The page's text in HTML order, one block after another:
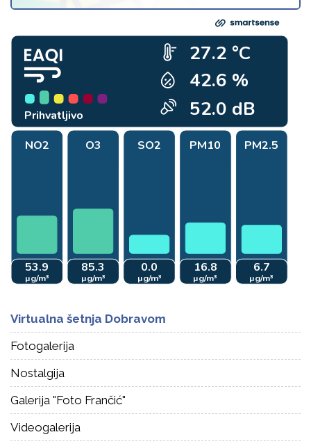
Virtualna šetnja Dobravom
Fotogalerija
Nostalgija
Galerija "Foto Frančić"
Videogalerija